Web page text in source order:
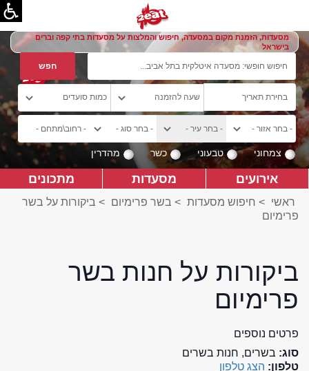
מסעדות, הזמנת מקום במסעדה, חיפוש והמלצות על מסעדות בתי קפה וברים
בישראל
צמחוני טבעוני כשר מהדרין
אירועים מסעדות מתכונים
ראשי > חיפוש מסעדות > בשר פרימיום > ביקורות על בשר
פרימיום
ביקורות על חנות בשר
פרימיום
פרטים נוספים
סוג: בשרים, חנות בשרים
טלפון: הצג טלפון